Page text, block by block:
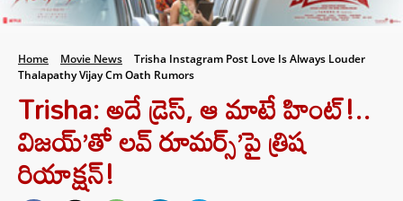
Home Movie News
Trisha Instagram Post Love Is Always Louder
Thalapathy Vijay Cm Oath Rumors
Trisha: అదే డ్రెస్, ఆ మాటే హింట్!..
విజయ్’తో లవ్ రూమర్స్’పై త్రిష
రియాక్షన్!